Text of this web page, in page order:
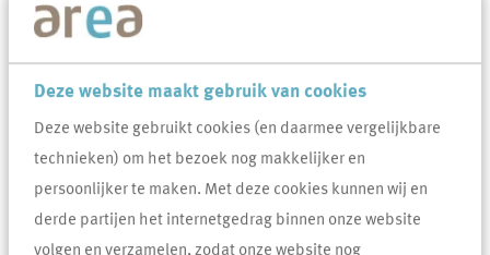
Deze website maakt gebruik van cookies
Deze website gebruikt cookies (en daarmee vergelijkbare
technieken) om het bezoek nog makkelijker en
persoonlijker te maken. Met deze cookies kunnen wij en
derde partijen het internetgedrag binnen onze website
volgen en verzamelen, zodat onze website nog
en plichten kunnen dan namelijk ook veranderen. Voor sommige
wijzigingen heb je toestemming nodig. Andere wijzigingen mag je
aan ons doorgeven.
Veel gevraagd over Verandering
woonsituatie
Welke gegevens zijn nodig om medehuurderschap